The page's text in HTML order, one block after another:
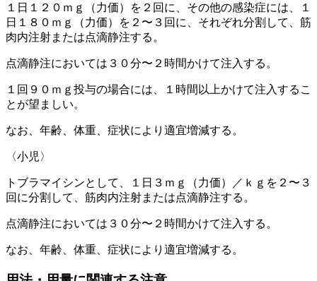
１日１２０ｍｇ（力価）を２回に、その他の感染症には、１
日１８０ｍｇ（力価）を２〜３回に、それぞれ分割して、筋
肉内注射または点滴静注する。
点滴静注においては３０分〜２時間かけて注入する。
１回９０ｍｇ投与の場合には、１時間以上かけて注入するこ
とが望ましい。
なお、年齢、体重、症状により適宜増減する。
〈小児〉
トブラマイシンとして、１日３ｍｇ（力価）／ｋｇを２〜３
回に分割して、筋肉内注射または点滴静注する。
点滴静注においては３０分〜２時間かけて注入する。
なお、年齢、体重、症状により適宜増減する。